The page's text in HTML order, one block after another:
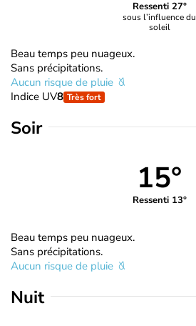
Ressenti 27°
sous l’influence du
soleil
Beau temps peu nuageux.
Sans précipitations.
Aucun risque de pluie
Indice UV8 Très fort
Soir
15°
Ressenti 13°
Beau temps peu nuageux.
Sans précipitations.
Aucun risque de pluie
Nuit